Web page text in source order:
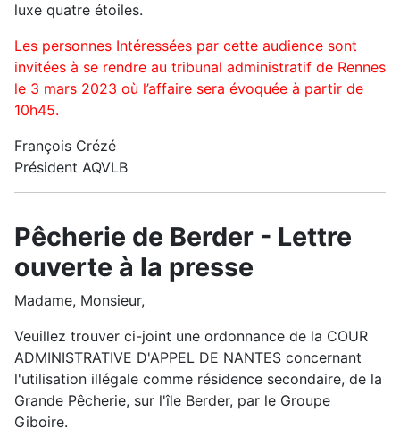
luxe quatre étoiles.
Les personnes Intéressées par cette audience sont
invitées à se rendre au tribunal administratif de Rennes
le 3 mars 2023 où l’affaire sera évoquée à partir de
10h45.
François Crézé
Président AQVLB
Pêcherie de Berder - Lettre
ouverte à la presse
Madame, Monsieur,
Veuillez trouver ci-joint une ordonnance de la COUR
ADMINISTRATIVE D'APPEL DE NANTES concernant
l'utilisation illégale comme résidence secondaire, de la
Grande Pêcherie, sur l'île Berder, par le Groupe
Giboire.